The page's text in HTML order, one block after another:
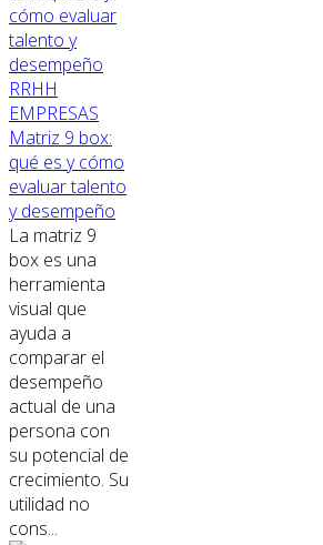
RRHH
EMPRESAS
Matriz 9 box:
qué es y cómo
evaluar talento
y desempeño
La matriz 9
box es una
herramienta
visual que
ayuda a
comparar el
desempeño
actual de una
persona con
su potencial de
crecimiento. Su
utilidad no
cons...